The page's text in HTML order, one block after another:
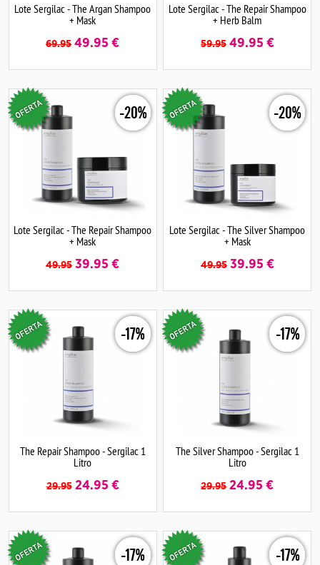
Lote Sergilac - The Argan Shampoo
+ Mask
69.95 49.95 €
Lote Sergilac - The Repair Shampoo
+ Herb Balm
59.95 49.95 €
-20%
Lote Sergilac - The Repair Shampoo
+ Mask
49.95 39.95 €
-20%
Lote Sergilac - The Silver Shampoo
+ Mask
49.95 39.95 €
-17%
The Repair Shampoo - Sergilac 1
Litro
29.95 24.95 €
-17%
The Silver Shampoo - Sergilac 1
Litro
29.95 24.95 €
-17% -17%